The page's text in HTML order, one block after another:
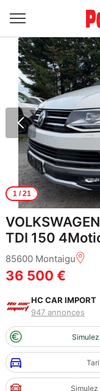
1/ 21
TDI 150
85600 Montaigu
36 500 €
HC CAR IMPORT
947 annonces